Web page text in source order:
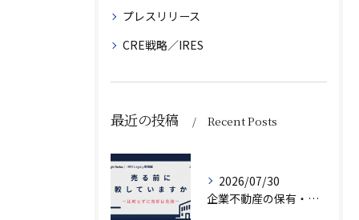
プレスリリース
CRE戦略／IRES
最近の投稿 Recent Posts
2026/07/30
企業不動産の保有・活用・売却・組み換えをどう比較するか｜CRE戦略の8つの評価軸